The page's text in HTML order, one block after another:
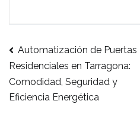
Navegación
de
Automatización de Puertas
Residenciales en Tarragona:
Comodidad, Seguridad y
Eficiencia Energética